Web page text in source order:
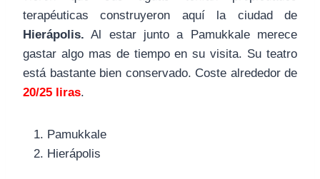
terapéuticas construyeron aquí la ciudad de
Hierápolis. Al estar junto a Pamukkale merece
gastar algo mas de tiempo en su visita. Su teatro
está bastante bien conservado. Coste alrededor de
20/25 liras.
Pamukkale
Hierápolis